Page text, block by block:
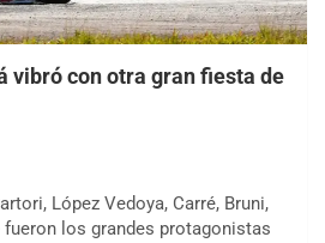
vibró con otra gran fiesta de
López Vedoya, Carré, Bruni,
fueron los grandes protagonistas